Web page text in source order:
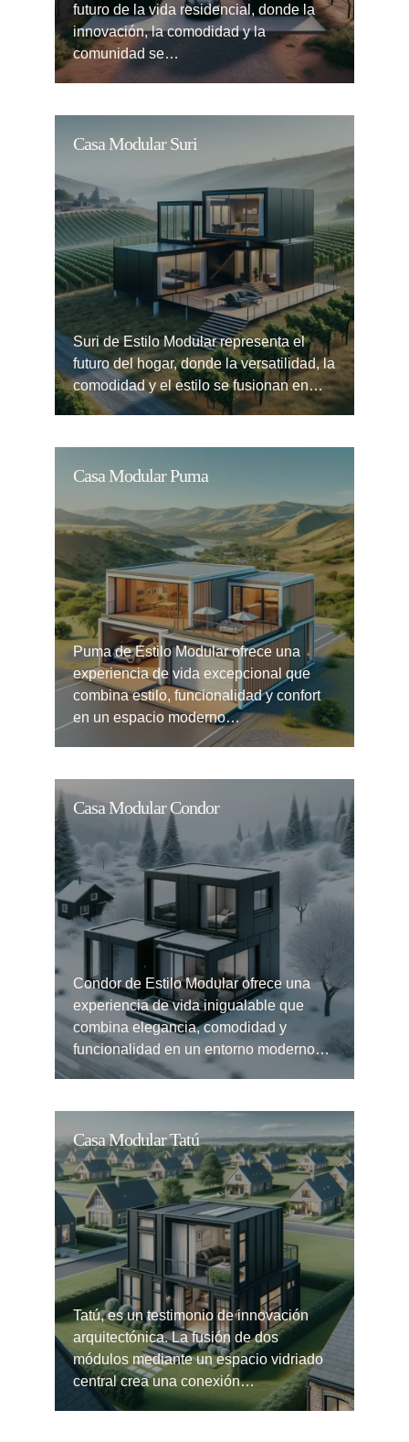
futuro de la vida residencial, donde la
innovación, la comodidad y la
comunidad se…
Casa Modular Suri
Suri de Estilo Modular representa el
futuro del hogar, donde la versatilidad, la
comodidad y el estilo se fusionan en…
Casa Modular Puma
Puma de Estilo Modular ofrece una
experiencia de vida excepcional que
combina estilo, funcionalidad y confort
en un espacio moderno…
Casa Modular Condor
Condor de Estilo Modular ofrece una
experiencia de vida inigualable que
combina elegancia, comodidad y
funcionalidad en un entorno moderno…
Casa Modular Tatú
Tatú, es un testimonio de innovación
arquitectónica. La fusión de dos
módulos mediante un espacio vidriado
central crea una conexión…